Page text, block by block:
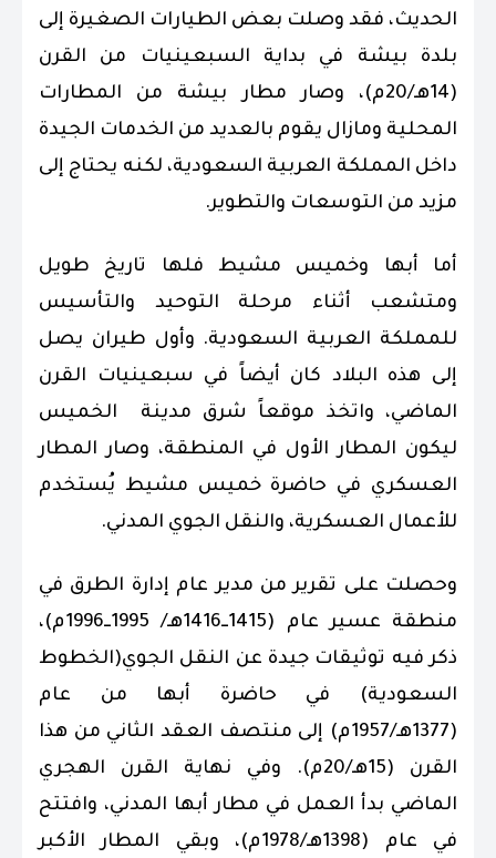
الحديث، فقد وصلت بعض الطيارات الصغيرة إلى
بلدة بيشة في بداية السبعينيات من القرن
(14هـ/20م)، وصار مطار بيشة من المطارات
المحلية ومازال يقوم بالعديد من الخدمات الجيدة
داخل المملكة العربية السعودية، لكنه يحتاج إلى
مزيد من التوسعات والتطوير.
أما أبها وخميس مشيط فلها تاريخ طويل
ومتشعب أثناء مرحلة التوحيد والتأسيس
للمملكة العربية السعودية. وأول طيران يصل
إلى هذه البلاد كان أيضاً في سبعينيات القرن
الماضي، واتخذ موقعاً شرق مدينة الخميس
ليكون المطار الأول في المنطقة، وصار المطار
العسكري في حاضرة خميس مشيط يُستخدم
للأعمال العسكرية، والنقل الجوي المدني.
وحصلت على تقرير من مدير عام إدارة الطرق في
منطقة عسير عام (1415ــ1416هـ/ 1995ــ1996م)،
ذكر فيه توثيقات جيدة عن النقل الجوي(الخطوط
السعودية) في حاضرة أبها من عام
(1377هـ/1957م) إلى منتصف العقد الثاني من هذا
القرن (15هـ/20م). وفي نهاية القرن الهجري
الماضي بدأ العمل في مطار أبها المدني، وافتتح
في عام (1398هـ/1978م)، وبقي المطار الأكبر